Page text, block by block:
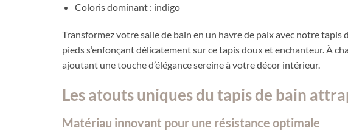
Coloris dominant : indigo
Transformez votre salle de bain en un havre de paix avec notre
pieds s’enfonçant délicatement sur ce tapis doux et enchanteur. À
ajoutant une touche d’élégance sereine à votre décor intérieur.
Les atouts uniques du tapis de bain
Matériau innovant pour une résistance optimale